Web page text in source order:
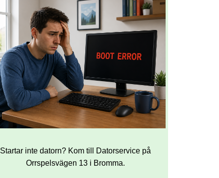
Startar inte datorn? Kom till Datorservice på
Orrspelsvägen 13 i Bromma.